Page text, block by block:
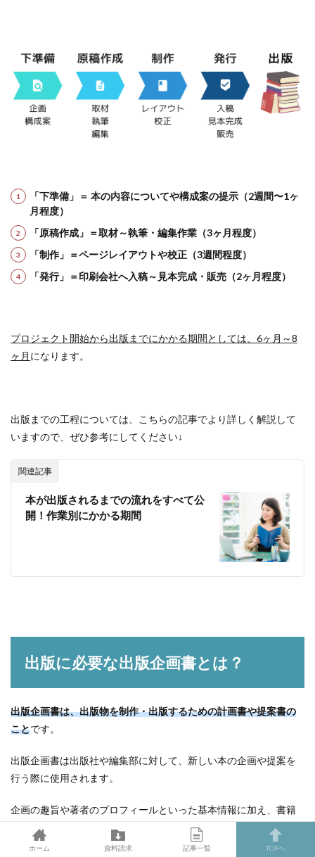
「下準備」＝ 本の内容についてや構成案の提示（2週間〜1ヶ
月程度）
「原稿作成」＝取材～執筆・編集作業（3ヶ月程度）
「制作」＝ページレイアウトや校正（3週間程度）
「発行」＝印刷会社へ入稿～見本完成・販売（2ヶ月程度）
プロジェクト開始から出版までにかかる期間としては、6ヶ月～8
ヶ月 になります。
出版までの工程については、こちらの記事でより詳しく解説して
いますので、ぜひ参考にしてください↓
関連記事
本が出版されるまでの流れをすべて公
開！作業別にかかる期間
出版に必要な出版企画書とは？
出版企画書は、出版物を制作・出版するための計画書や提案書の
ことです。
出版企画書は出版社や編集部に対して、新しい本の企画や提案を
行う際に使用されます。
企画の趣旨や著者のプロフィールといった基本情報に加え、書籍
の中身についてもある程度具体化しておく必要があります。
ホーム 資料請求 記事一覧 TOPへ